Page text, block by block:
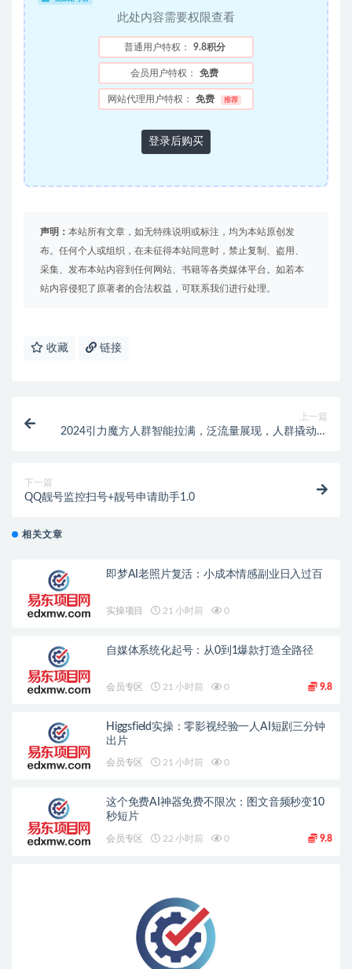
此处内容需要权限查看
普通用户特权： 9.8积分
会员用户特权： 免费
网站代理用户特权： 免费 推荐
登录后购买
声明： 本站所有文章，如无特殊说明或标注，均为本站原创发
布。任何个人或组织，在未征得本站同意时，禁止复制、盗用、
采集、发布本站内容到任何网站、书籍等各类媒体平台。如若本
站内容侵犯了原著者的合法权益，可联系我们进行处理。
收藏 链接
上一篇
2024引力魔方人群智能拉满，泛流量展现，人群撬动，
下一篇
QQ靓号监控扫号+靓号申请助手1.0
相关文章
即梦AI老照片复活：小成本情感副业日入过百
实操项目 21 小时前 0
自媒体系统化起号：从0到1爆款打造全路径
会员专区 21 小时前 0 9.8
Higgsfield实操：零影视经验一人AI短剧三分钟
出片
会员专区 21 小时前 0
这个免费AI神器免费不限次：图文音频秒变10
秒短片
会员专区 22 小时前 0 9.8